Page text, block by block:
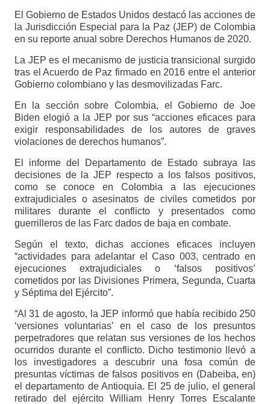
El Gobierno de Estados Unidos destacó las acciones de
la Jurisdicción Especial para la Paz (JEP) de Colombia
en su reporte anual sobre Derechos Humanos de 2020.
La JEP es el mecanismo de justicia transicional surgido
tras el Acuerdo de Paz firmado en 2016 entre el anterior
Gobierno colombiano y las desmovilizadas Farc.
En la sección sobre Colombia, el Gobierno de Joe
Biden elogió a la JEP por sus “acciones eficaces para
exigir responsabilidades de los autores de graves
violaciones de derechos humanos”.
El informe del Departamento de Estado subraya las
decisiones de la JEP respecto a los falsos positivos,
como se conoce en Colombia a las ejecuciones
extrajudiciales o asesinatos de civiles cometidos por
militares durante el conflicto y presentados como
guerrilleros de las Farc dados de baja en combate.
Según el texto, dichas acciones eficaces incluyen
“actividades para adelantar el Caso 003, centrado en
ejecuciones extrajudiciales o ‘falsos positivos’
cometidos por las Divisiones Primera, Segunda, Cuarta
y Séptima del Ejército”.
“Al 31 de agosto, la JEP informó que había recibido 250
‘versiones voluntarias’ en el caso de los presuntos
perpetradores que relatan sus versiones de los hechos
ocurridos durante el conflicto. Dicho testimonio llevó a
los investigadores a descubrir una fosa común de
presuntas víctimas de falsos positivos en (Dabeiba, en)
el departamento de Antioquia. El 25 de julio, el general
retirado del ejército William Henry Torres Escalante